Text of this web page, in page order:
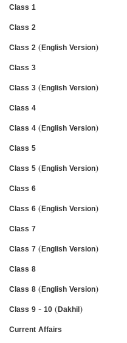
Class 1
Class 2
Class 2 (English Version)
Class 3
Class 3 (English Version)
Class 4
Class 4 (English Version)
Class 5
Class 5 (English Version)
Class 6
Class 6 (English Version)
Class 7
Class 7 (English Version)
Class 8
Class 8 (English Version)
Class 9 - 10 (Dakhil)
Current Affairs